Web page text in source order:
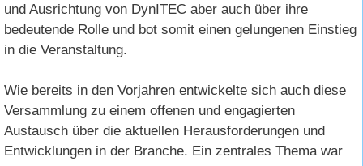
und Ausrichtung von DynITEC aber auch über ihre
bedeutende Rolle und bot somit einen gelungenen Einstieg
in die Veranstaltung.
Wie bereits in den Vorjahren entwickelte sich auch diese
Versammlung zu einem offenen und engagierten
Austausch über die aktuellen Herausforderungen und
Entwicklungen in der Branche. Ein zentrales Thema war